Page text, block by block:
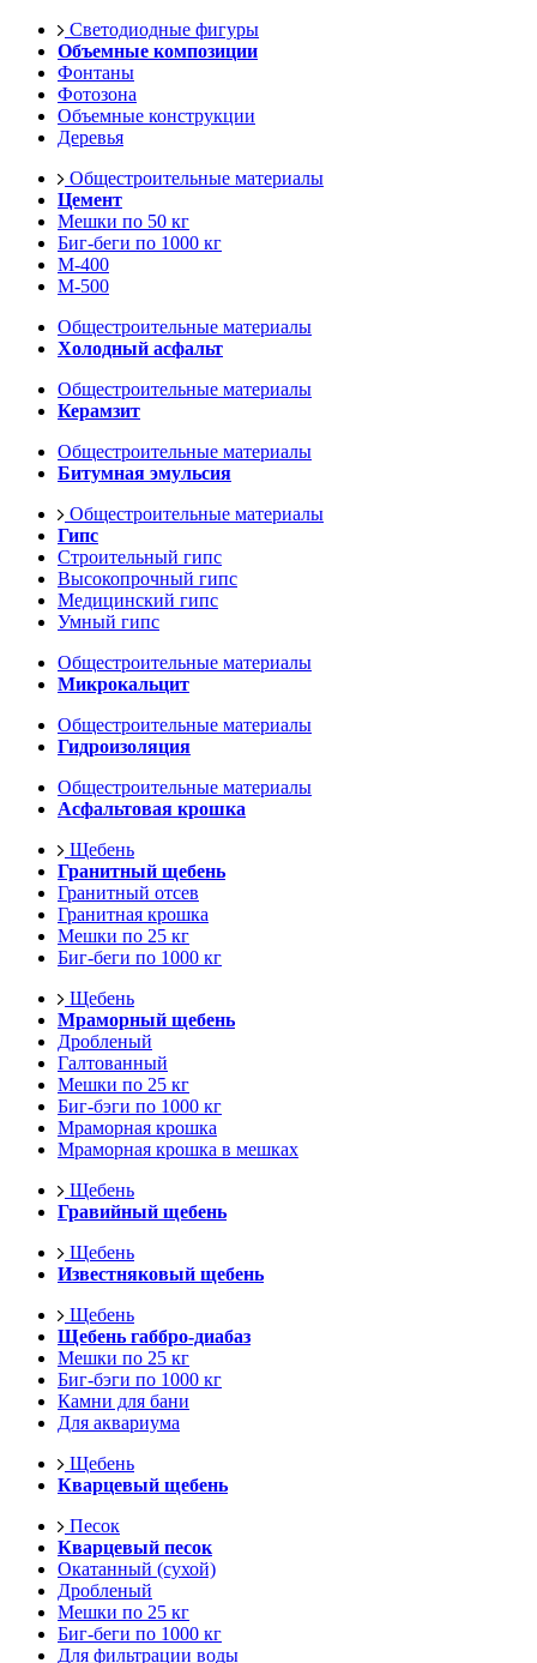
Светодиодные фигуры
Объемные композиции
Фонтаны
Фотозона
Объемные конструкции
Деревья
Общестроительные материалы
Цемент
Мешки по 50 кг
Биг-беги по 1000 кг
М-400
М-500
Общестроительные материалы
Холодный асфальт
Общестроительные материалы
Керамзит
Общестроительные материалы
Битумная эмульсия
Общестроительные материалы
Гипс
Строительный гипс
Высокопрочный гипс
Медицинский гипс
Умный гипс
Общестроительные материалы
Микрокальцит
Общестроительные материалы
Гидроизоляция
Общестроительные материалы
Асфальтовая крошка
Щебень
Гранитный щебень
Гранитный отсев
Гранитная крошка
Мешки по 25 кг
Биг-беги по 1000 кг
Щебень
Мраморный щебень
Дробленый
Галтованный
Мешки по 25 кг
Биг-бэги по 1000 кг
Мраморная крошка
Мраморная крошка в мешках
Щебень
Гравийный щебень
Щебень
Известняковый щебень
Щебень
Щебень габбро-диабаз
Мешки по 25 кг
Биг-бэги по 1000 кг
Камни для бани
Для аквариума
Щебень
Кварцевый щебень
Песок
Кварцевый песок
Окатанный (сухой)
Дробленый
Мешки по 25 кг
Биг-беги по 1000 кг
Для фильтрации воды